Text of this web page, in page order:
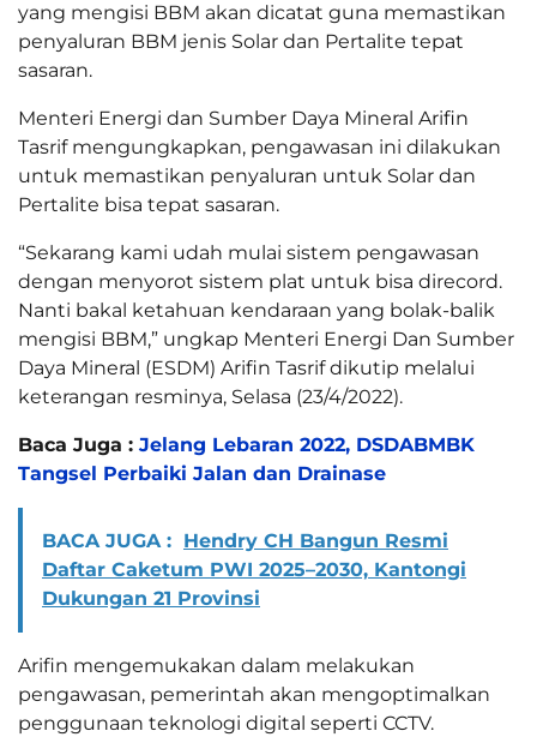
yang mengisi BBM akan dicatat guna memastikan
penyaluran BBM jenis Solar dan Pertalite tepat
sasaran.
Menteri Energi dan Sumber Daya Mineral Arifin
Tasrif mengungkapkan, pengawasan ini dilakukan
untuk memastikan penyaluran untuk Solar dan
Pertalite bisa tepat sasaran.
“Sekarang kami udah mulai sistem pengawasan
dengan menyorot sistem plat untuk bisa direcord.
Nanti bakal ketahuan kendaraan yang bolak-balik
mengisi BBM,” ungkap Menteri Energi Dan Sumber
Daya Mineral (ESDM) Arifin Tasrif dikutip melalui
keterangan resminya, Selasa (23/4/2022).
Baca Juga : Jelang Lebaran 2022, DSDABMBK
Tangsel Perbaiki Jalan dan Drainase
BACA JUGA : Hendry CH Bangun Resmi
Daftar Caketum PWI 2025–2030, Kantongi
Dukungan 21 Provinsi
Arifin mengemukakan dalam melakukan
pengawasan, pemerintah akan mengoptimalkan
penggunaan teknologi digital seperti CCTV.